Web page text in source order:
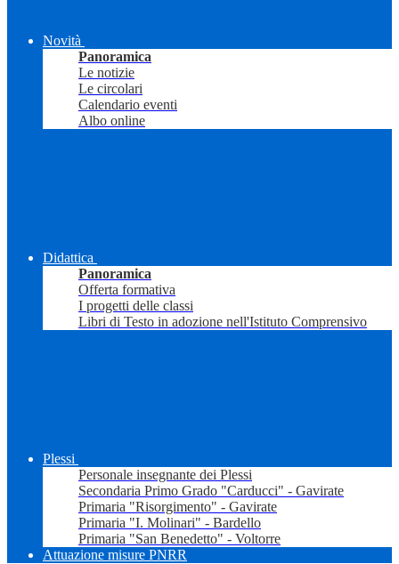
Novità
Panoramica
Le notizie
Le circolari
Calendario eventi
Albo online
Didattica
Panoramica
Offerta formativa
I progetti delle classi
Libri di Testo in adozione nell'Istituto Comprensivo
Plessi
Personale insegnante dei Plessi
Secondaria Primo Grado "Carducci" - Gavirate
Primaria "Risorgimento" - Gavirate
Primaria "I. Molinari" - Bardello
Primaria "San Benedetto" - Voltorre
Attuazione misure PNRR